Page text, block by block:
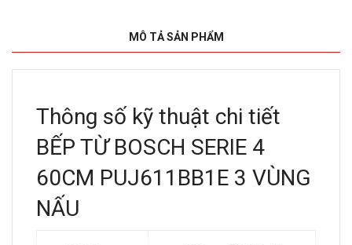
MÔ TẢ SẢN PHẨM
Thông số kỹ thuật chi tiết
BẾP TỪ BOSCH SERIE 4
60CM PUJ611BB1E 3 VÙNG
NẤU